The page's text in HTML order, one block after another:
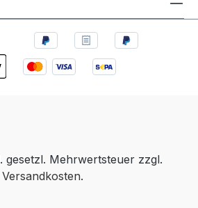
gesetzl. Mehrwertsteuer zzgl.
Versandkosten.